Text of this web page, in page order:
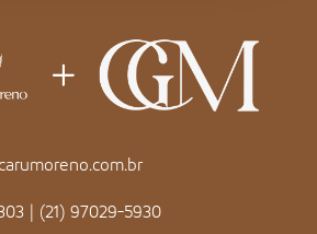
| (21) 97029-5930